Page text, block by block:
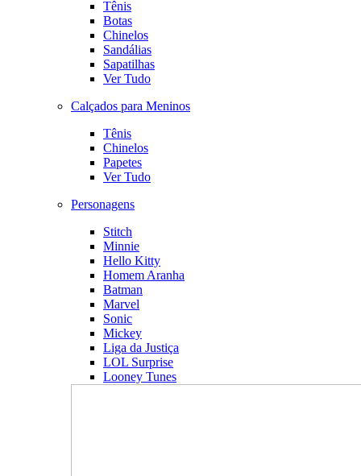
Tênis
Botas
Chinelos
Sandálias
Sapatilhas
Ver Tudo
Calçados para Meninos
Tênis
Chinelos
Papetes
Ver Tudo
Personagens
Stitch
Minnie
Hello Kitty
Homem Aranha
Batman
Marvel
Sonic
Mickey
Liga da Justiça
LOL Surprise
Looney Tunes